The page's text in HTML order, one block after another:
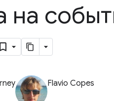
на
Flavio Copes